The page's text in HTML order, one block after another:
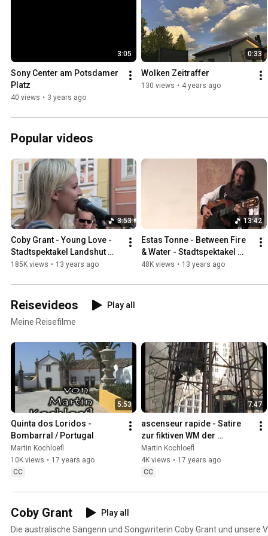
3:05
Sony Center am Potsdamer
Platz
40 views • 3 years ago
0:33
Wolken Zeitraffer
130 views • 4 years ago
Popular videos
3:53
Coby Grant - Young Love -
Stadtspektakel Landshut
2012
185K views • 13 years ago
13:42
Estas Tonne - Between Fire
& Water - Stadtspektakel
Landshut 2012
48K views • 13 years ago
Reisevideos
Play all
Meine Reisefilme
5:53
Quinta dos Loridos -
Bombarral / Portugal
Martin Kochloefl
10K views • 17 years ago
CC
7:47
ascenseur rapide - Satire
zur fiktiven WM der
Aufzugfahrer in Paris La
Defense
Martin Kochloefl
4K views • 17 years ago
CC
Coby Grant
Play all
Die australische Sängerin und Songwriterin Coby Grant und unsere